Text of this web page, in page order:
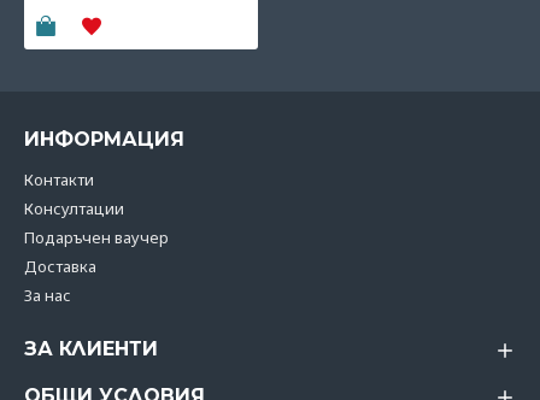
ИНФОРМАЦИЯ
Контакти
Консултации
Подаръчен ваучер
Доставка
За нас
ЗА КЛИЕНТИ